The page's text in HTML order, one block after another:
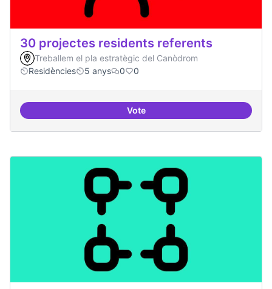
30 projectes residents referents
Treballem el pla estratègic del Canòdrom
Residències
5 anys 0 0
Vote30 projectes residents referents